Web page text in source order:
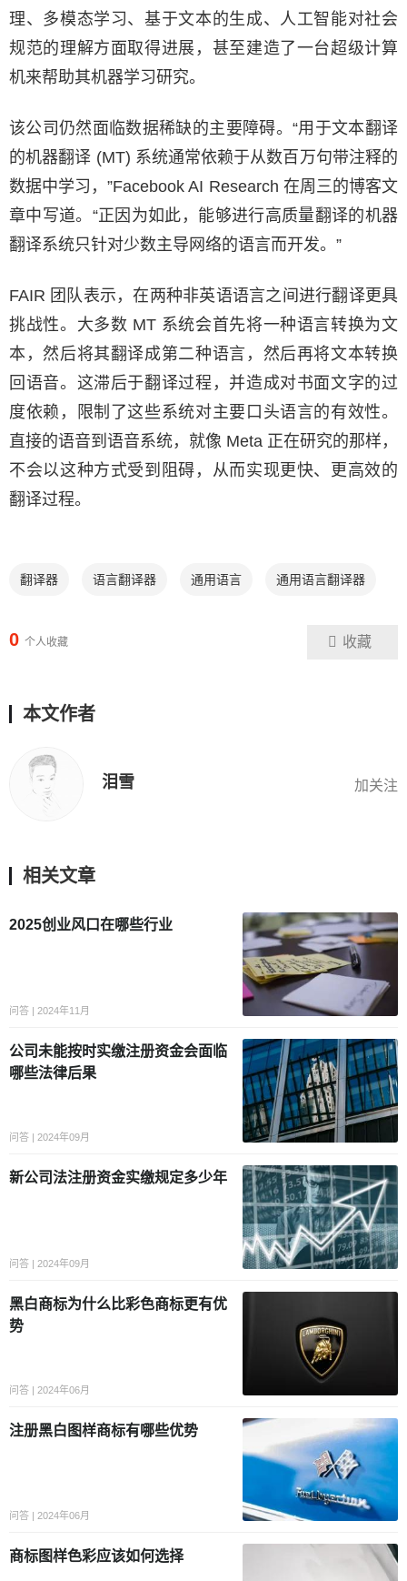
理、多模态学习、基于文本的生成、人工智能对社会
规范的理解方面取得进展，甚至建造了一台超级计算
机来帮助其机器学习研究。
该公司仍然面临数据稀缺的主要障碍。“用于文本翻译
的机器翻译 (MT) 系统通常依赖于从数百万句带注释的
数据中学习，”Facebook AI Research 在周三的博客文
章中写道。“正因为如此，能够进行高质量翻译的机器
翻译系统只针对少数主导网络的语言而开发。”
FAIR 团队表示，在两种非英语语言之间进行翻译更具
挑战性。大多数 MT 系统会首先将一种语言转换为文
本，然后将其翻译成第二种语言，然后再将文本转换
回语音。这滞后于翻译过程，并造成对书面文字的过
度依赖，限制了这些系统对主要口头语言的有效性。
直接的语音到语音系统，就像 Meta 正在研究的那样，
不会以这种方式受到阻碍，从而实现更快、更高效的
翻译过程。
翻译器 语言翻译器 通用语言 通用语言翻译器
0 个人收藏 收藏
本文作者
泪雪 加关注
相关文章
2025创业风口在哪些行业
问答 | 2024年11月
公司未能按时实缴注册资金会面临
哪些法律后果
问答 | 2024年09月
新公司法注册资金实缴规定多少年
问答 | 2024年09月
黑白商标为什么比彩色商标更有优
势
问答 | 2024年06月
注册黑白图样商标有哪些优势
问答 | 2024年06月
商标图样色彩应该如何选择